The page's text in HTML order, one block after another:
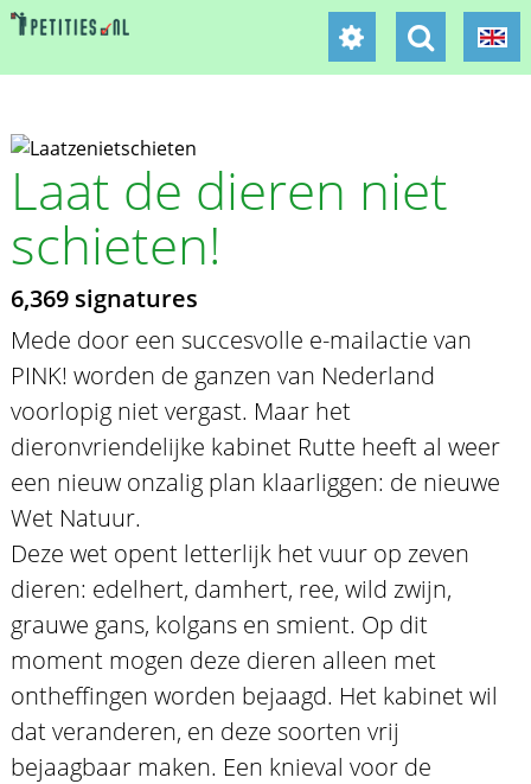
Laat de dieren niet
schieten!
6,369 signatures
Mede door een succesvolle e-mailactie van
PINK! worden de ganzen van Nederland
voorlopig niet vergast. Maar het
dieronvriendelijke kabinet Rutte heeft al weer
een nieuw onzalig plan klaarliggen: de nieuwe
Wet Natuur.
Deze wet opent letterlijk het vuur op zeven
dieren: edelhert, damhert, ree, wild zwijn,
grauwe gans, kolgans en smient. Op dit
moment mogen deze dieren alleen met
ontheffingen worden bejaagd. Het kabinet wil
dat veranderen, en deze soorten vrij
bejaagbaar maken. Een knieval voor de